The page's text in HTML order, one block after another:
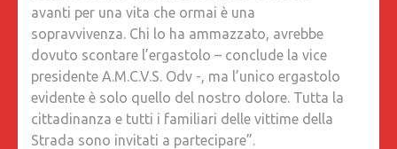
avanti per una vita che ormai è una
sopravvivenza. Chi lo ha ammazzato, avrebbe
dovuto scontare l’ergastolo – conclude la vice
presidente A.M.C.V.S. Odv -, ma l’unico ergastolo
evidente è solo quello del nostro dolore. Tutta la
cittadinanza e tutti i familiari delle vittime della
Strada sono invitati a partecipare”.